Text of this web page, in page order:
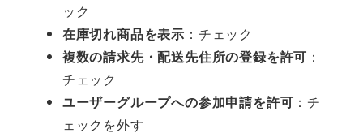
ック
在庫切れ商品を表示 ：チェック
複数の請求先・配送先住所の登録を許可 ：
チェック
ユーザーグループへの参加申請を許可 ：チ
ェックを外す